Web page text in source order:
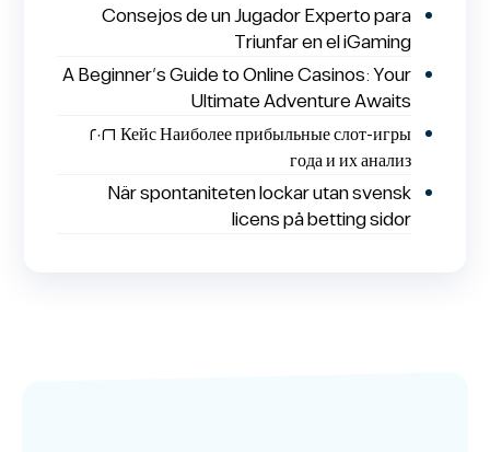
Consejos de un Jugador Experto para
Triunfar en el iGaming
A Beginner’s Guide to Online Casinos: Your
Ultimate Adventure Awaits
Кейс Наиболее прибыльные слот-игры ٢٠٢٦
года и их анализ
När spontaniteten lockar utan svensk
licens på betting sidor